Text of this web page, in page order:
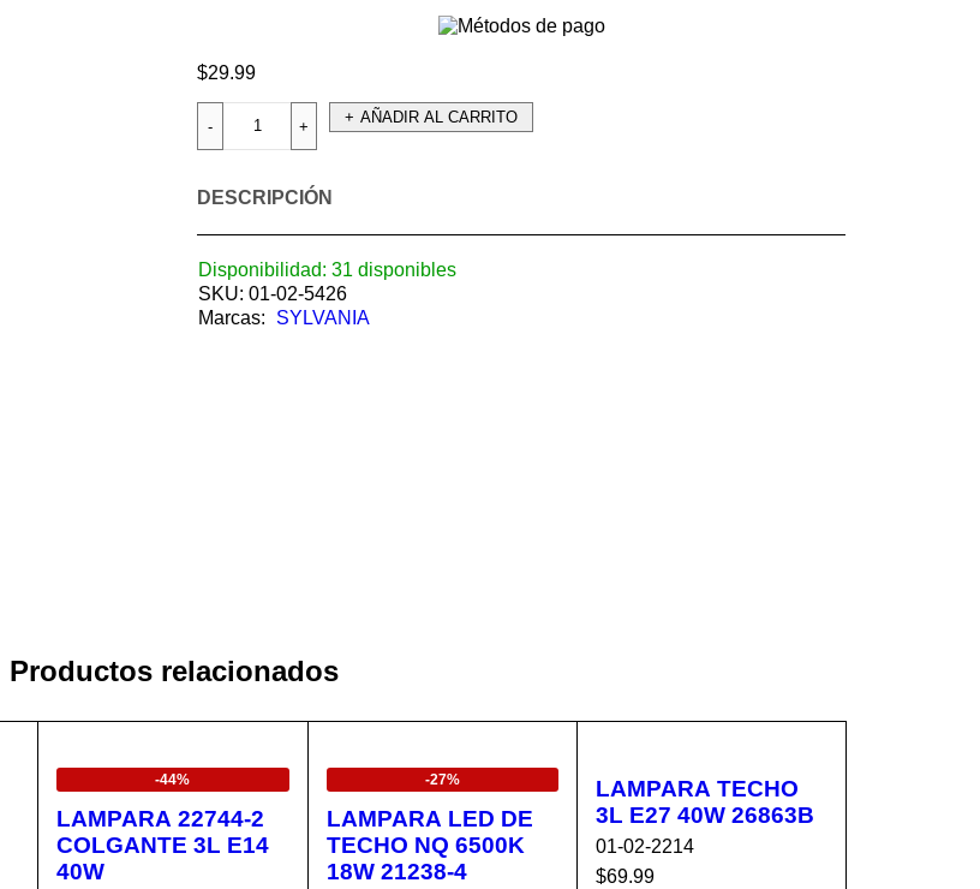
$29.99
AÑADIR AL CARRITO
DESCRIPCIÓN
Disponibilidad: 31 disponibles
SKU: 01-02-5426
Marcas:
SYLVANIA
Productos relacionados
-44%
LAMPARA 22744-2
COLGANTE 3L E14
40W
-27%
LAMPARA LED DE
TECHO NQ 6500K
18W 21238-4
LAMPARA TECHO
3L E27 40W 26863B
01-02-2214
$69.99